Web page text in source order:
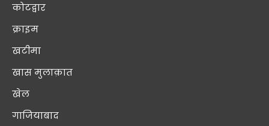
कोटद्वार
क्राइम
खटीमा
खास मुलाक़ात
खेल
गाजियाबाद